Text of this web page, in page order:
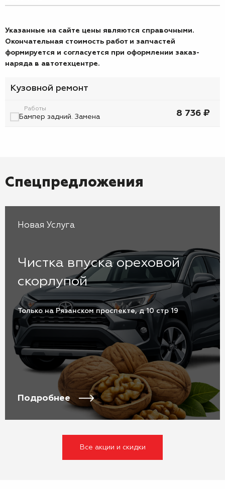
Указанные на сайте цены являются справочными.
Окончательная стоимость работ и запчастей
формируется и согласуется при оформлении заказ-
наряда в автотехцентре.
Кузовной ремонт
Работы
Бампер задний. Замена 8 736 ₽
Спецпредложения
Новая Услуга
Чистка впуска ореховой
скорлупой
Только на Рязанском проспекте, д 10 стр 19
Подробнее
Все акции и скидки